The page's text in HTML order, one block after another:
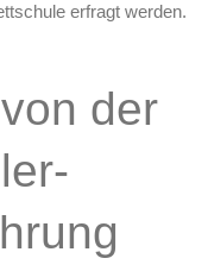
erfragt werden.
der